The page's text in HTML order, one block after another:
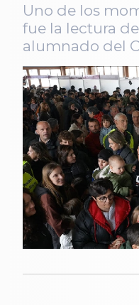
Uno de los
fue la lectura
alumnado del